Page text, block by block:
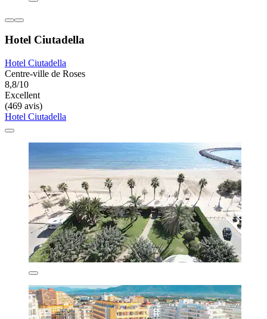
Hotel Ciutadella
Hotel Ciutadella
Centre-ville de Roses
8,8/10
Excellent
(469 avis)
Hotel Ciutadella